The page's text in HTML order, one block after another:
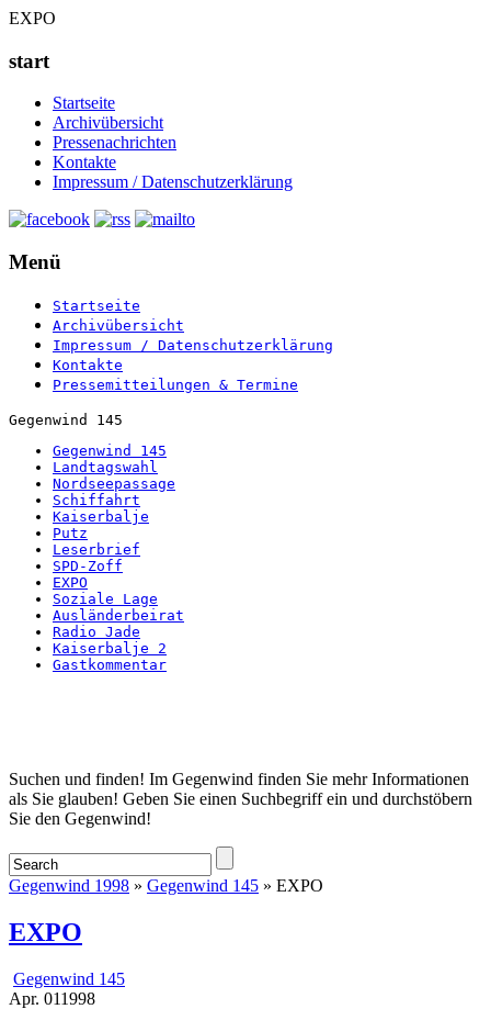
EXPO
start
Startseite
Archivübersicht
Pressenachrichten
Kontakte
Impressum / Datenschutzerklärung
Menü
Startseite
Archivübersicht
Impressum / Datenschutzerklärung
Kontakte
Pressemitteilungen & Termine
Gegenwind 145
Gegenwind 145
Landtagswahl
Nordseepassage
Schiffahrt
Kaiserbalje
Putz
Leserbrief
SPD-Zoff
EXPO
Soziale Lage
Ausländerbeirat
Radio Jade
Kaiserbalje 2
Gastkommentar
Startseite
Suchen und finden! Im Gegenwind finden Sie mehr Informationen
als Sie glauben! Geben Sie einen Suchbegriff ein und durchstöbern
Sie den Gegenwind!
Gegenwind 1998 » Gegenwind 145 » EXPO
EXPO
Gegenwind 145
Apr. 011998